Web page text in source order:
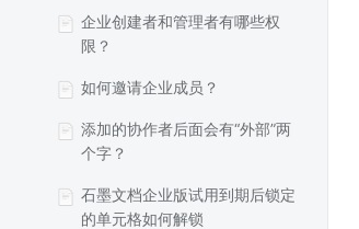
企业创建者和管理者有哪些权
限？
如何邀请企业成员？
添加的协作者后面会有“外部”两
个字？
石墨文档企业版试用到期后锁定
的单元格如何解锁